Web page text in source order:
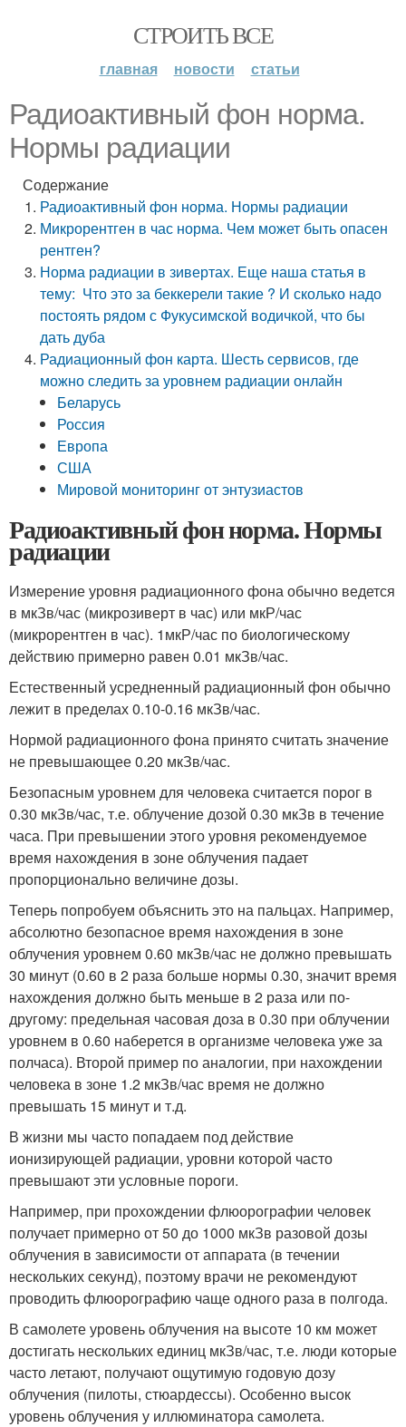
СТРОИТЬ ВСЕ
главная новости статьи
Радиоактивный фон норма.
Нормы радиации
Содержание
Радиоактивный фон норма. Нормы радиации
Микрорентген в час норма. Чем может быть опасен
рентген?
Норма радиации в зивертах. Еще наша статья в
тему: Что это за беккерели такие ? И сколько надо
постоять рядом с Фукусимской водичкой, что бы
дать дуба
Радиационный фон карта. Шесть сервисов, где
можно следить за уровнем радиации онлайн
Беларусь
Россия
Европа
США
Мировой мониторинг от энтузиастов
Радиоактивный фон норма. Нормы
радиации
Измерение уровня радиационного фона обычно ведется
в мкЗв/час (микрозиверт в час) или мкР/час
(микрорентген в час). 1мкР/час по биологическому
действию примерно равен 0.01 мкЗв/час.
Естественный усредненный радиационный фон обычно
лежит в пределах 0.10-0.16 мкЗв/час.
Нормой радиационного фона принято считать значение
не превышающее 0.20 мкЗв/час.
Безопасным уровнем для человека считается порог в
0.30 мкЗв/час, т.е. облучение дозой 0.30 мкЗв в течение
часа. При превышении этого уровня рекомендуемое
время нахождения в зоне облучения падает
пропорционально величине дозы.
Теперь попробуем объяснить это на пальцах. Например,
абсолютно безопасное время нахождения в зоне
облучения уровнем 0.60 мкЗв/час не должно превышать
30 минут (0.60 в 2 раза больше нормы 0.30, значит время
нахождения должно быть меньше в 2 раза или по-
другому: предельная часовая доза в 0.30 при облучении
уровнем в 0.60 наберется в организме человека уже за
полчаса). Второй пример по аналогии, при нахождении
человека в зоне 1.2 мкЗв/час время не должно
превышать 15 минут и т.д.
В жизни мы часто попадаем под действие
ионизирующей радиации, уровни которой часто
превышают эти условные пороги.
Например, при прохождении флюорографии человек
получает примерно от 50 до 1000 мкЗв разовой дозы
облучения в зависимости от аппарата (в течении
нескольких секунд), поэтому врачи не рекомендуют
проводить флюорографию чаще одного раза в полгода.
В самолете уровень облучения на высоте 10 км может
достигать нескольких единиц мкЗв/час, т.е. люди которые
часто летают, получают ощутимую годовую дозу
облучения (пилоты, стюардессы). Особенно высок
уровень облучения у иллюминатора самолета.